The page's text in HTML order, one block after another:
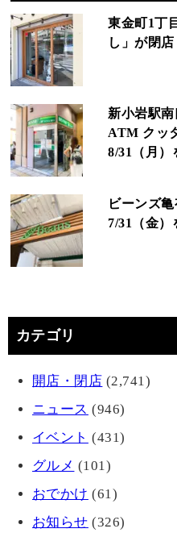
東金町1丁
し」が閉
新小岩駅
ATM クッ
8/31（月）
ビーンズ
7/31（金）
カテゴリ
開店・閉店 (2,741)
ニュース (946)
イベント (431)
グルメ (101)
おでかけ (61)
お知らせ (326)